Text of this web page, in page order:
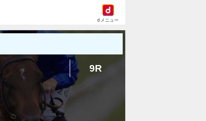
dメニュー
9R